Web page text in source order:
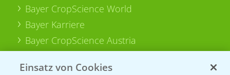
Bayer CropScience World
Bayer Karriere
Bayer CropScience Austria
Presse
Einsatz von Cookies